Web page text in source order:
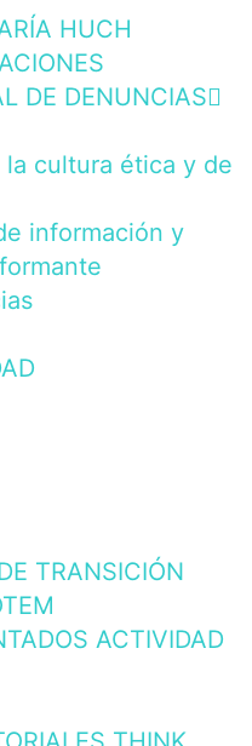
HUCH
DE DENUNCIAS
cultura ética y de
información y
TRANSICIÓN
ACTIVIDAD